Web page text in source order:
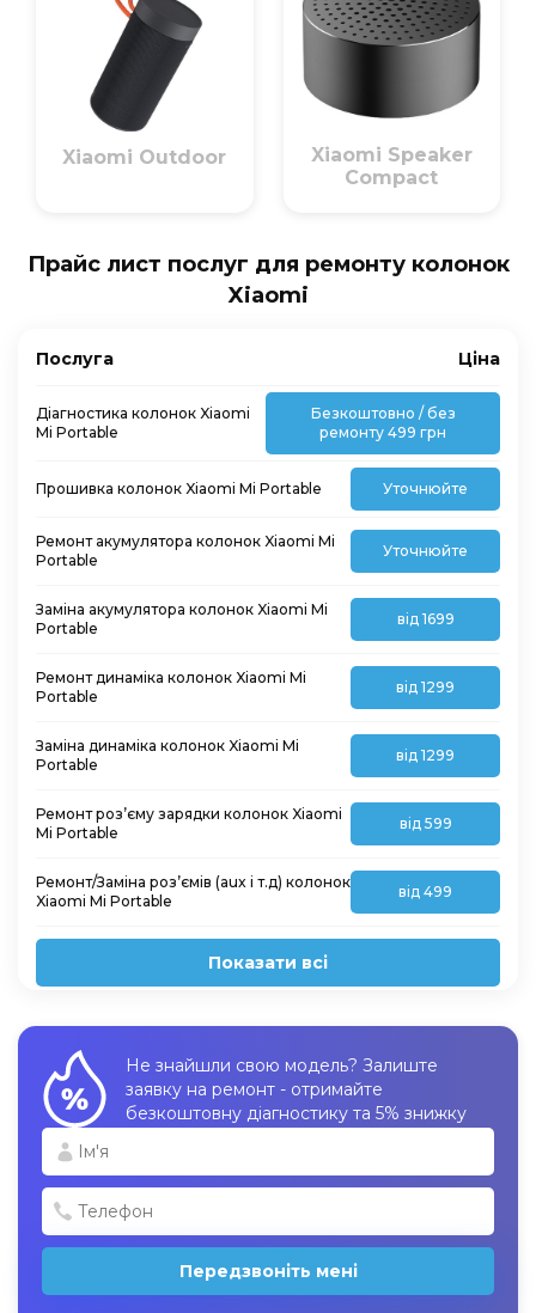
Xiaomi Outdoor
Xiaomi Speaker
Compact
Прайс лист послуг для ремонту колонок
Xiaomi
Послуга Ціна
Діагностика колонок Xiaomi
Mi Portable
Безкоштовно / без
ремонту 499 грн
Прошивка колонок Xiaomi Mi Portable Уточнюйте
Ремонт акумулятора колонок Xiaomi Mi
Portable
Уточнюйте
Заміна акумулятора колонок Xiaomi Mi
Portable
від 1699
Ремонт динаміка колонок Xiaomi Mi
Portable
від 1299
Заміна динаміка колонок Xiaomi Mi
Portable
від 1299
Ремонт роз’єму зарядки колонок Xiaomi
Mi Portable
від 599
Ремонт/Заміна роз’ємів (aux і т.д) колонок
Xiaomi Mi Portable
від 499
Показати всі
Не знайшли свою модель? Залиште
заявку на ремонт - отримайте
безкоштовну діагностику та 5% знижку
Передзвоніть мені